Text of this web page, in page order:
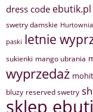
dress code ebutik.pl
swetry damskie
paski letnie
sukienki mango ubrania
wyprzedaż
bluzy reserved swetry
sklep